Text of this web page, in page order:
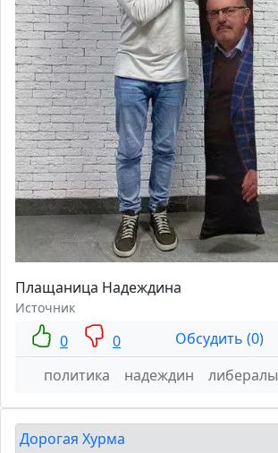
Плащаница Надеждина
Источник
0 0
Обсудить (0)
политика
надеждин либералы
Дорогая Хурма